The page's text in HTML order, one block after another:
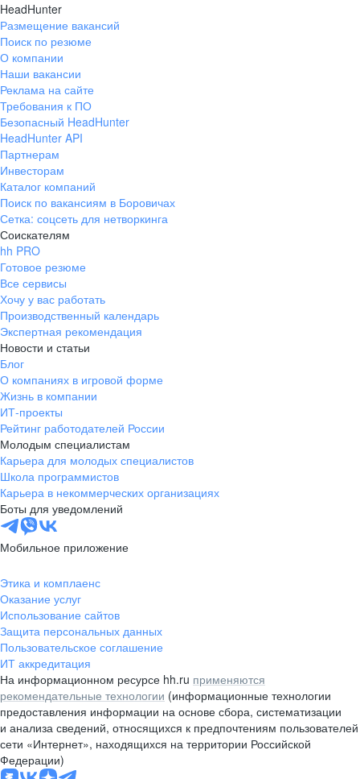
HeadHunter
Размещение вакансий
Поиск по резюме
О компании
Наши вакансии
Реклама на сайте
Требования к ПО
Безопасный HeadHunter
HeadHunter API
Партнерам
Инвесторам
Каталог компаний
Поиск по вакансиям в Боровичах
Сетка: соцсеть для нетворкинга
Соискателям
hh PRO
Готовое резюме
Все сервисы
Хочу у вас работать
Производственный календарь
Экспертная рекомендация
Новости и статьи
Блог
О компаниях в игровой форме
Жизнь в компании
ИТ-проекты
Рейтинг работодателей России
Молодым специалистам
Карьера для молодых специалистов
Школа программистов
Карьера в некоммерческих организациях
Боты для уведомлений
Мобильное приложение
Этика и комплаенс
Оказание услуг
Использование сайтов
Защита персональных данных
Пользовательское соглашение
ИТ аккредитация
На информационном ресурсе hh.ru применяются
рекомендательные технологии (информационные технологии
предоставления информации на основе сбора, систематизации
и анализа сведений, относящихся к предпочтениям пользователей
сети «Интернет», находящихся на территории Российской
Федерации)